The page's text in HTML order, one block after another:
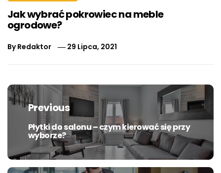
Jak wybrać pokrowiec na meble
ogrodowe?
ByRedaktor 29 Lipca, 2021
Nawigacja
wpisu
Previous
Previous
post:
Płytki do salonu – czym kierować się przy
wyborze?